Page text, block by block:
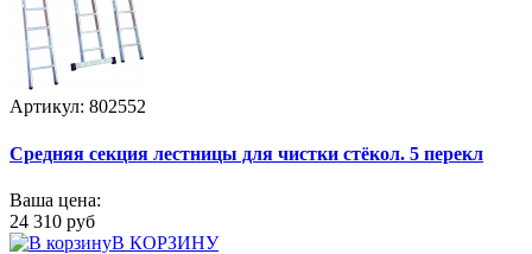
Артикул: 802552
Средняя секция лестницы для чистки стёкол. 5 перекл
Ваша цена:
24 310 руб
В КОРЗИНУ